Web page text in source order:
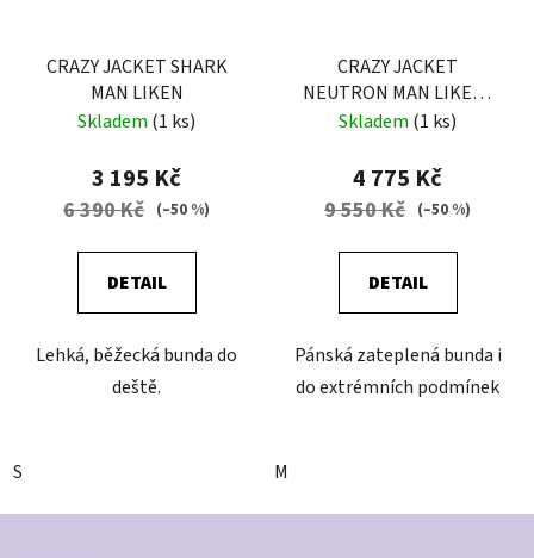
CRAZY JACKET SHARK
MAN LIKEN
Skladem (1 ks)
3 195 Kč
6 390 Kč (–50 %)
DETAIL
Lehká, běžecká bunda do
deště.
S
CRAZY JACKET
NEUTRON MAN LIKEN-
BLUE
Skladem (1 ks)
4 775 Kč
9 550 Kč (–50 %)
DETAIL
Pánská zateplená bunda i
do extrémních podmínek
M
Z